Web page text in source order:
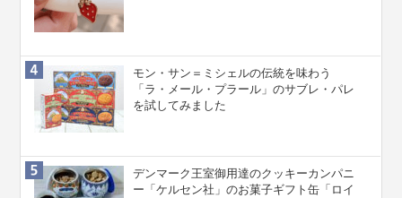
モン・サン＝ミシェルの伝統を味わう
「ラ・メール・プラール」のサブレ・パレ
を試してみました
デンマーク王室御用達のクッキーカンパニ
ー「ケルセン社」のお菓子ギフト缶「ロイ